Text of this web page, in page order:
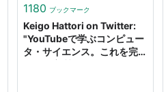
1180 ブックマーク
Keigo Hattori on Twitter:
"YouTubeで学ぶコンピュー
タ・サイエンス。これを完了